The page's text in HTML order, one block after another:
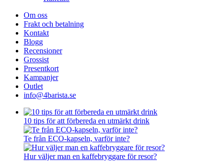
Om oss
Frakt och betalning
Kontakt
Blogg
Recensioner
Grossist
Presentkort
Kampanjer
Outlet
info@4barista.se
10 tips för att förbereda en utmärkt drink
Te från ECO-kapseln, varför inte?
Hur väljer man en kaffebryggare för resor?